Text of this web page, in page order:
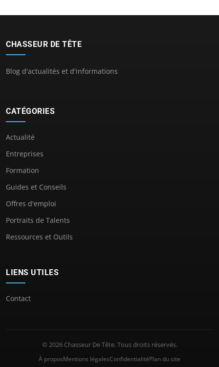
CHASSEUR DE TÊTE
Blog d'actualités et d'informations
CATÉGORIES
Actualité
Entreprises
Formation
Guides et Conseils
Offres d'emploi
Portraits de Talents
Ressources et Outils
LIENS UTILES
Contact
© 2026 Chasseur De Tête. Tous droits réservés.
À proposMentions légalesConfidentialitéPlan du site